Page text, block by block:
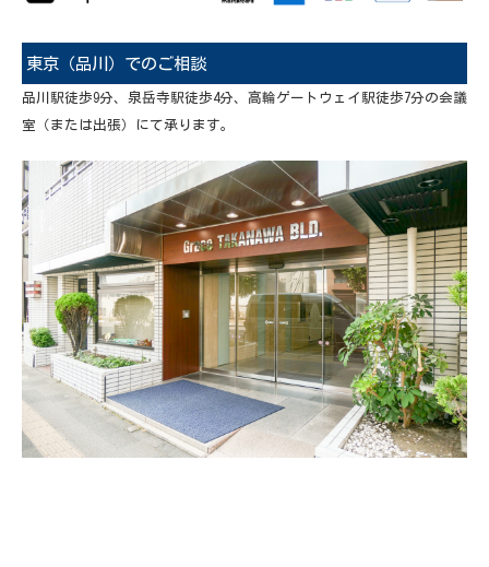
東京（品川）でのご相談
品川駅徒歩9分、泉岳寺駅徒歩4分、高輪ゲートウェイ駅徒歩7分の会議
室（または出張）にて承ります。